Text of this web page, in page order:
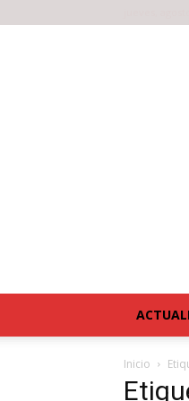
Inicio